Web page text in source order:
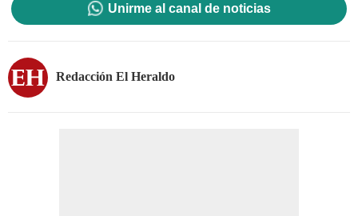
Unirme al canal de noticias
Redacción El Heraldo